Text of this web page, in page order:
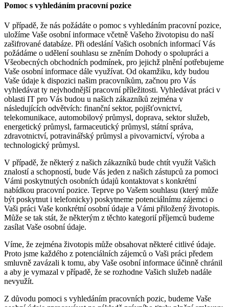
Pomoc s vyhledáním pracovní pozice
V případě, že nás požádáte o pomoc s vyhledáním pracovní pozice,
uložíme Vaše osobní informace včetně Vašeho životopisu do naší
zašifrované databáze. Při odeslání Vašich osobních informací Vás
požádáme o udělení souhlasu se zněním Dohody o spolupráci a
Všeobecných obchodních podmínek, pro jejichž plnění potřebujeme
Vaše osobní informace dále využívat. Od okamžiku, kdy budou
Vaše údaje k dispozici našim pracovníkům, začnou pro Vás
vyhledávat ty nejvhodnější pracovní příležitosti. Vyhledávat práci v
oblasti IT pro Vás budou u našich zákazníků zejména v
následujících odvětvích: finanční sektor, pojišťovnictví,
telekomunikace, automobilový průmysl, doprava, sektor služeb,
energetický průmysl, farmaceutický průmysl, státní správa,
zdravotnictví, potravinářský průmysl a pivovarnictví, výroba a
technologický průmysl.
V případě, že některý z našich zákazníků bude chtít využít Vašich
znalostí a schopností, bude Vás jeden z našich zástupců za pomoci
Vámi poskytnutých osobních údajů kontaktovat s konkrétní
nabídkou pracovní pozice. Teprve po Vašem souhlasu (který může
být poskytnut i telefonicky) poskytneme potenciálnímu zájemci o
Vaši práci Vaše konkrétní osobní údaje a Vámi přiložený životopis.
Může se tak stát, že některým z těchto kategorií příjemců budeme
zasílat Vaše osobní údaje.
Víme, že zejména životopis může obsahovat některé citlivé údaje.
Proto jsme každého z potenciálních zájemců o Vaši práci předem
smluvně zavázali k tomu, aby Vaše osobní informace účinně chránil
a aby je vymazal v případě, že se rozhodne Vašich služeb nadále
nevyužít.
Z důvodu pomoci s vyhledáním pracovních pozic, budeme Vaše